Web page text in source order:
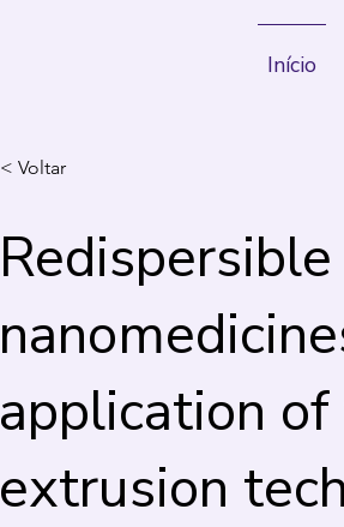
Início
< Voltar
application
extrusion